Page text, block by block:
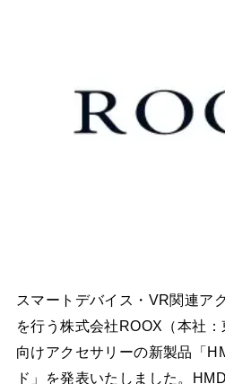
スマートデバイス・VR関連ア
を行う株式会社ROOX（本社
向けアクセサリーの新製品「
ド」を発表いたしました。